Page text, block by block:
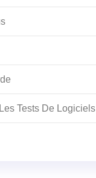
Tests De Logiciels